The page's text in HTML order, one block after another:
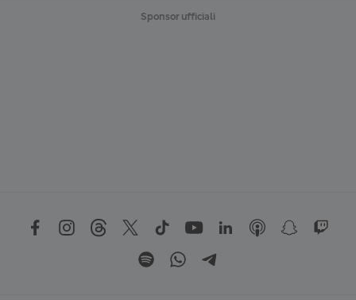
Sponsor ufficiali